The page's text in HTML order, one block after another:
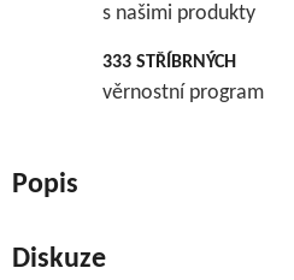
s našimi produkty
333 STŘÍBRNÝCH
věrnostní program
Popis
Diskuze